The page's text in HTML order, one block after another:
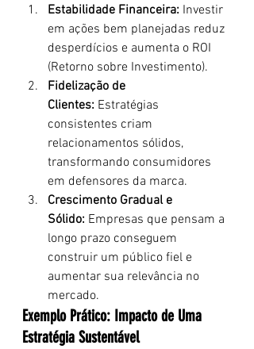
Estabilidade Financeira: Investir
em ações bem planejadas reduz
desperdícios e aumenta o ROI
(Retorno sobre Investimento).
Fidelização de
Clientes: Estratégias
consistentes criam
relacionamentos sólidos,
transformando consumidores
em defensores da marca.
Crescimento Gradual e
Sólido: Empresas que pensam a
longo prazo conseguem
construir um público fiel e
aumentar sua relevância no
mercado.
Exemplo Prático: Impacto de Uma
Estratégia Sustentável